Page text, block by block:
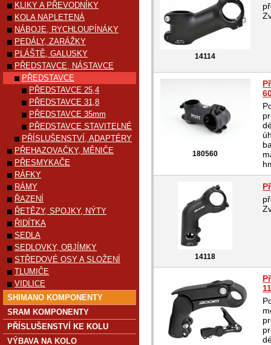
14114
180560
14118
KLIKY A PŘEVODNÍKY
KOLA NAPLETENÁ
NÁBOJE, RYCHLOUPÍNÁKY
PEDÁLY, ZARÁŽKY
PLÁŠTĚ, GALUSKY
PŘEDSTAVCE, NÁSTAVCE
PŘEDSTAVCE
PŘEDSTAVCE 25,4
PŘEDSTAVCE 31,8
PŘEDSTAVCE 35mm
PŘEDSTAVCE STAVITELNÉ
PŘÍSLUŠENSTVÍ, ADAPTÉRY
PŘEHAZOVAČKY, MĚNIČE
PŘESMYKAČE
RÁFKY
RÁMY
ŘAZENÍ
ŘETĚZY, SPOJKY, NÝTY
ŘIDÍTKA
SEDLA
SEDLOVKY, OBJÍMKY
STŘEDOVÉ OSY A SLOŽENÍ
TLUMIČE
VIDLICE
SHIMANO KOMPONENTY
SRAM KOMPONENTY
PŘÍSLUŠENSTVÍ KE KOLU
VÝBAVA NA KOLO